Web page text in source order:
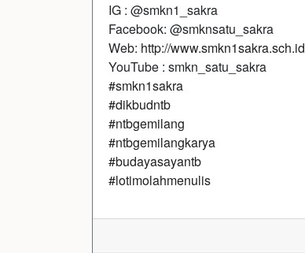
IG : @smkn1_sakra
Facebook: @smknsatu_sakra
Web: http://www.smkn1sakra.sch.id
YouTube : smkn_satu_sakra
#smkn1sakra
#dikbudntb
#ntbgemilang
#ntbgemilangkarya
#budayasayantb
#lotimolahmenulis